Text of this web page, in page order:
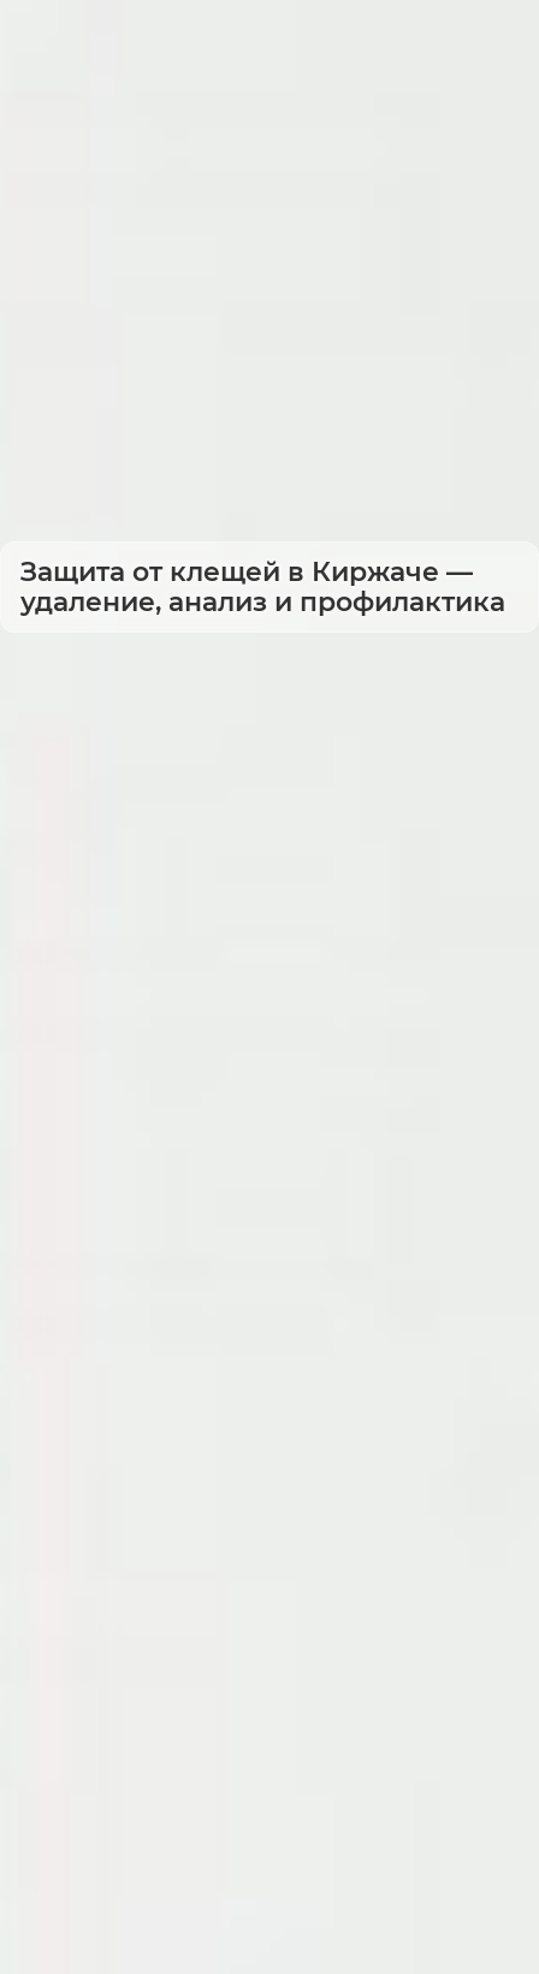
Защита от клещей в Киржаче —
удаление, анализ и профилактика